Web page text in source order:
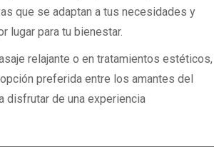
que se adaptan a tus necesidades y
lugar para tu bienestar.
relajante o en tratamientos estéticos,
preferida entre los amantes del
disfrutar de una experiencia